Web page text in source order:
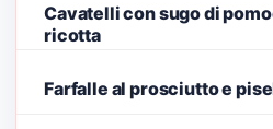
Cavatelli con sugo di
ricotta
Farfalle al prosciutto e